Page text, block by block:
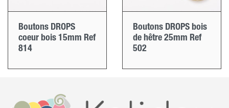
Boutons DROPS
coeur bois 15mm Ref
814
Boutons DROPS bois
de hêtre 25mm Ref
502